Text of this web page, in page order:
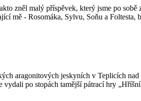
zněl malý příspěvek, který jsme po sobě
mě - Rosomáka, Sylvu, Soňu a Foltesta,
aragonitových jeskyních v Teplicích
po stopách tamější pátrací hry